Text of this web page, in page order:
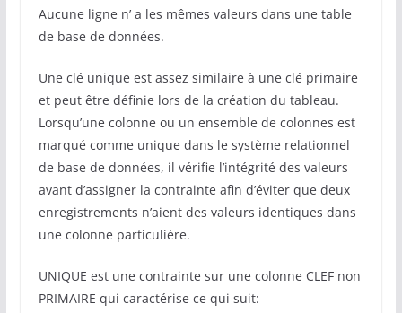
Aucune ligne n’ a les mêmes valeurs dans une table
de base de données.
Une clé unique est assez similaire à une clé primaire
et peut être définie lors de la création du tableau.
Lorsqu’une colonne ou un ensemble de colonnes est
marqué comme unique dans le système relationnel
de base de données, il vérifie l’intégrité des valeurs
avant d’assigner la contrainte afin d’éviter que deux
enregistrements n’aient des valeurs identiques dans
une colonne particulière.
UNIQUE est une contrainte sur une colonne CLEF non
PRIMAIRE qui caractérise ce qui suit: